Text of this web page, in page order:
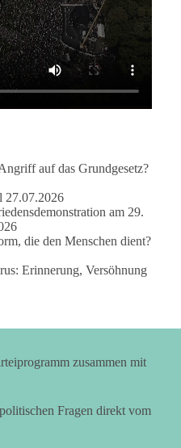
#Rechtsstaat
die Hürde nur die Großen?
rund 6,8 Millionen
außen vor – fast jede
ab.
Machtbegrenzung,
der den Wählerwillen
auf das Grundgesetz?
27.07.2026
am 29.
die den Menschen dient?
Erinnerung, Versöhnung
zusammen mit
Fragen direkt vom